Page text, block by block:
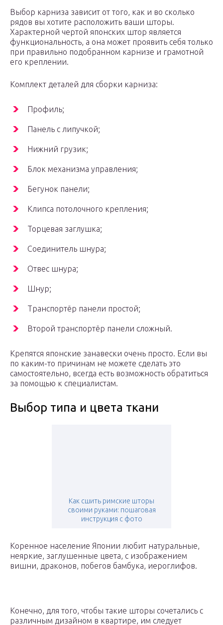
Выбор карниза зависит от того, как и во сколько
рядов вы хотите расположить ваши шторы.
Характерной чертой японских штор является
функциональность, а она может проявить себя только
при правильно подобранном карнизе и грамотной
его креплении.
Комплект деталей для сборки карниза:
Профиль;
Панель с липучкой;
Нижний грузик;
Блок механизма управления;
Бегунок панели;
Клипса потолочного крепления;
Торцевая заглушка;
Соединитель шнура;
Отвес шнура;
Шнур;
Транспортёр панели простой;
Второй транспортёр панели сложный.
Крепятся японские занавески очень просто. Если вы
по каким-то причинам не можете сделать это
самостоятельно, всегда есть возможность обратиться
за помощью к специалистам.
Выбор типа и цвета ткани
Как сшить римские шторы
своими руками: пошаговая
инструкция с фото
Коренное население Японии любит натуральные,
неяркие, заглушенные цвета, с изображением
вишни, драконов, побегов бамбука, иероглифов.
Конечно, для того, чтобы такие шторы сочетались с
различным дизайном в квартире, им следует